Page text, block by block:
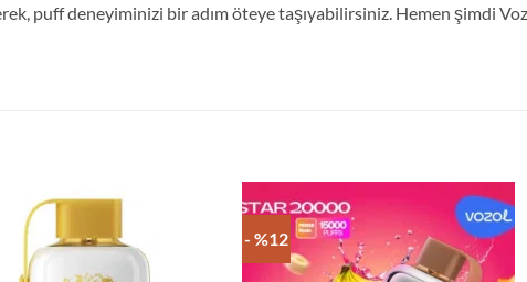
puff deneyiminizi bir adım öteye taşıyabilirsiniz. Hemen şimdi
- %12